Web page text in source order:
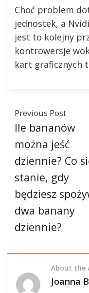
Choć problem
jednostek, a
jest to kolejny
kontrowersje
kart graficznych
Previous Post
Ile bananów
można jeść
dziennie? Co
stanie, gdy
będziesz
dwa banany
dziennie?
About the
Joanna